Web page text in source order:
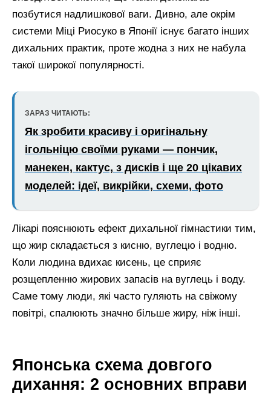
позбутися надлишкової ваги. Дивно, але окрім
системи Міці Риосуко в Японії існує багато інших
дихальних практик, проте жодна з них не набула
такої широкої популярності.
ЗАРАЗ ЧИТАЮТЬ:
Як зробити красиву і оригінальну
ігольніцю своїми руками — пончик,
манекен, кактус, з дисків і ще 20 цікавих
моделей: ідеї, викрійки, схеми, фото
Лікарі пояснюють ефект дихальної гімнастики тим,
що жир складається з кисню, вуглецю і водню.
Коли людина вдихає кисень, це сприяє
розщепленню жирових запасів на вуглець і воду.
Саме тому люди, які часто гуляють на свіжому
повітрі, спалюють значно більше жиру, ніж інші.
Японська схема довгого
дихання: 2 основних вправи